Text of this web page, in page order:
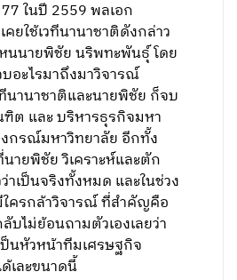
ในปี 2559 พลเอก
ยใช้เวทีนานาชาติดังกล่าว
นนายพิชัย นริพทะพันธุ์ โดย
อะไรมาถึงมาวิจารณ์
นานาชาติและนายพิชัย ก็จบ
ต และ บริหารธุรกิจมหา
รณ์มหาวิทยาลัย อีกทั้ง
ายพิชัย วิเคราะห์และตัก
เป็นจริงทั้งหมด และในช่วง
ครกล้าวิจารณ์ ที่สำคัญคือ
บไม่ย้อนถามตัวเองเลยว่า
นหัวหน้าทีมเศรษฐกิจ
เละขนาดนี้